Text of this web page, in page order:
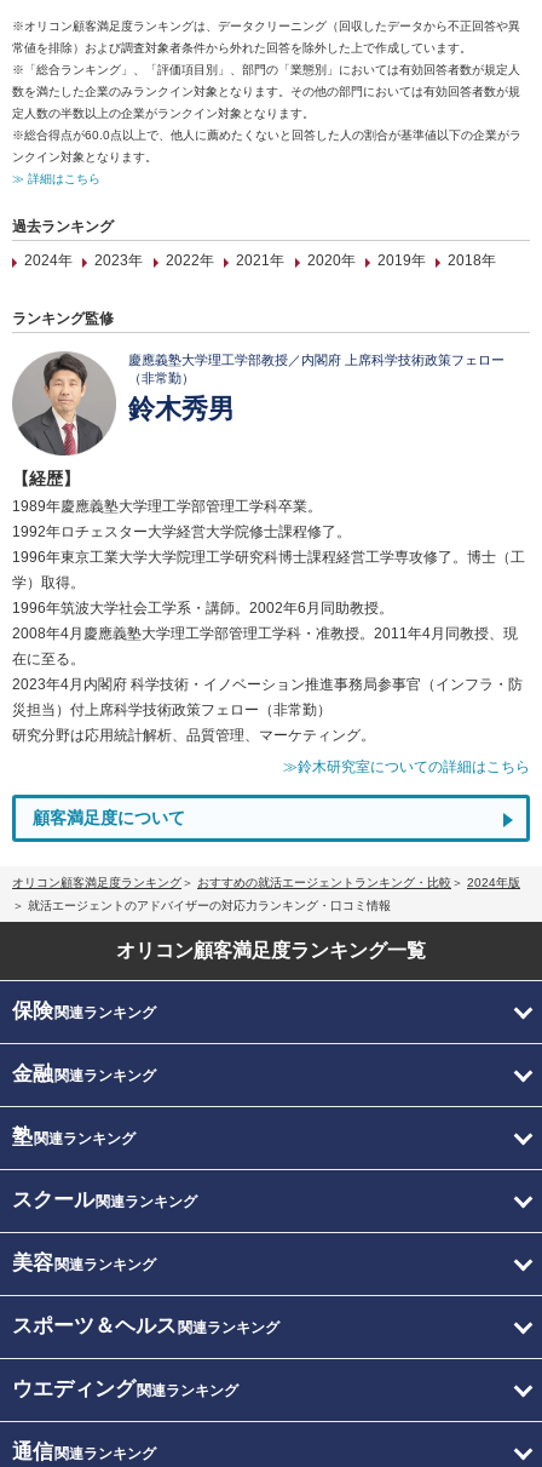
※オリコン顧客満足度ランキングは、データクリーニング（回収したデータから不正回答や異
常値を排除）および調査対象者条件から外れた回答を除外した上で作成しています。
※「総合ランキング」、「評価項目別」、部門の「業態別」においては有効回答者数が規定人
数を満たした企業のみランクイン対象となります。その他の部門においては有効回答者数が規
定人数の半数以上の企業がランクイン対象となります。
※総合得点が60.0点以上で、他人に薦めたくないと回答した人の割合が基準値以下の企業がラ
ンクイン対象となります。
≫ 詳細はこちら
過去ランキング
2024年
2023年 2022年 2021年 2020年 2019年 2018年
ランキング監修
慶應義塾大学理工学部教授／内閣府 上席科学技術政策フェロー
（非常勤）
鈴木秀男
【経歴】
1989年慶應義塾大学理工学部管理工学科卒業。
1992年ロチェスター大学経営大学院修士課程修了。
1996年東京工業大学大学院理工学研究科博士課程経営工学専攻修了。博士（工
学）取得。
1996年筑波大学社会工学系・講師。2002年6月同助教授。
2008年4月慶應義塾大学理工学部管理工学科・准教授。2011年4月同教授、現
在に至る。
2023年4月内閣府 科学技術・イノベーション推進事務局参事官（インフラ・防
災担当）付上席科学技術政策フェロー（非常勤）
研究分野は応用統計解析、品質管理、マーケティング。
≫鈴木研究室についての詳細はこちら
顧客満足度について
オリコン顧客満足度ランキング おすすめの就活エージェントランキング・比較
2024年版
就活エージェントのアドバイザーの対応力ランキング・口コミ情報
オリコン顧客満足度ランキング一覧
保険関連ランキング
金融関連ランキング
塾関連ランキング
スクール関連ランキング
美容関連ランキング
スポーツ＆ヘルス 関連ランキング
ウエディング関連ランキング
通信関連ランキング